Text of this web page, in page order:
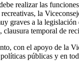
realizar las
la
graves a la
temporal de
con el apoyo de la
públicas y en